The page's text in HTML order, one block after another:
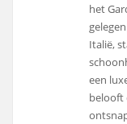
het
Italië,
een
belooft